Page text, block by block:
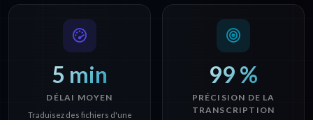
5 min
DÉLAI MOYEN
Traduisez des fichiers d'une
99 %
PRÉCISION DE LA
TRANSCRIPTION